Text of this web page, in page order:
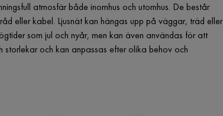
atmosfär både inomhus och utomhus. De består
eller kabel. Ljusnät kan hängas upp på väggar, träd eller
som jul och nyår, men kan även användas för att
storlekar och kan anpassas efter olika behov och